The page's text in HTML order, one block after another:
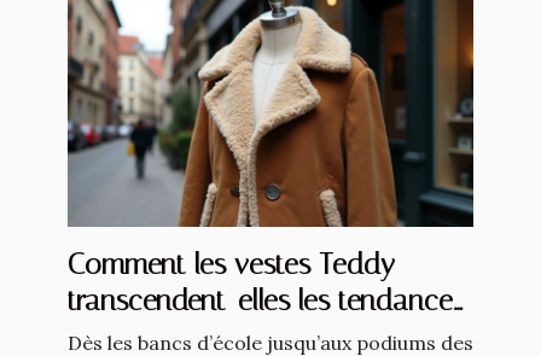
Comment les vestes Teddy
transcendent-elles les tendances
saisonnières ?
Dès les bancs d’école jusqu’aux podiums des